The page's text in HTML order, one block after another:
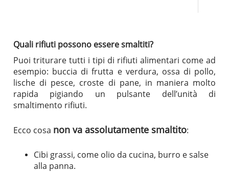
Quali rifiuti possono essere smaltiti?
Puoi triturare tutti i tipi di rifiuti alimentari come ad
esempio: buccia di frutta e verdura, ossa di pollo,
lische di pesce, croste di pane, in maniera molto
rapida pigiando un pulsante dell’unità di
smaltimento rifiuti.
Ecco cosa non va assolutamente smaltito:
Cibi grassi, come olio da cucina, burro e salse
alla panna.